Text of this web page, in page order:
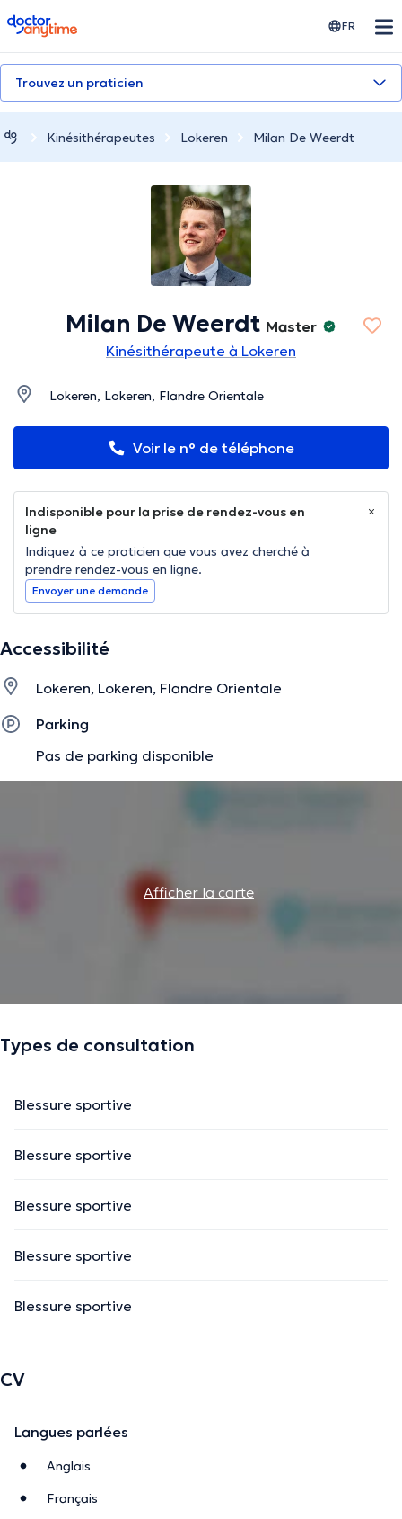
doctoranytime FR
Trouvez un praticien
Kinésithérapeutes Lokeren Milan De Weerdt
Milan De Weerdt Master
Kinésithérapeute à Lokeren
Lokeren, Lokeren, Flandre Orientale
Voir le n° de téléphone
Indisponible pour la prise de rendez-vous en
ligne
Indiquez à ce praticien que vous avez cherché à
prendre rendez-vous en ligne.
Envoyer une demande
Accessibilité
Lokeren, Lokeren, Flandre Orientale
Parking
Pas de parking disponible
Afficher la carte
Types de consultation
Blessure sportive
Blessure sportive
Blessure sportive
Blessure sportive
Blessure sportive
CV
Langues parlées
Anglais
Français